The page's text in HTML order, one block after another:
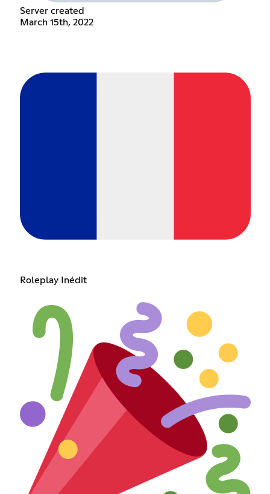
Server created
March 15th, 2022
Roleplay Inédit